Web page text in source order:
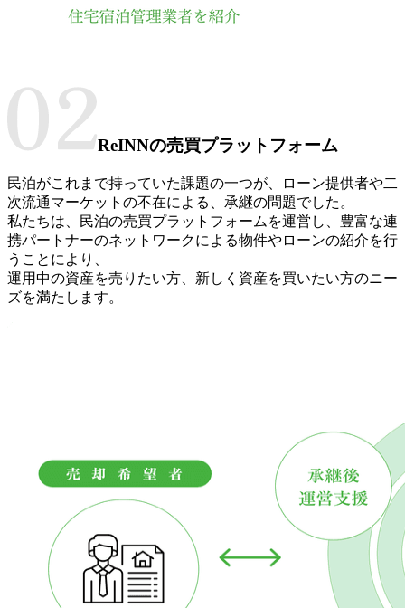
ReINNの売買プラットフォーム
民泊がこれまで持っていた課題の一つが、ローン提供者や二
次流通マーケットの不在による、承継の問題でした。
私たちは、民泊の売買プラットフォームを運営し、豊富な連
携パートナーのネットワークによる物件やローンの紹介を行
うことにより、
運用中の資産を売りたい方、新しく資産を買いたい方のニー
ズを満たします。